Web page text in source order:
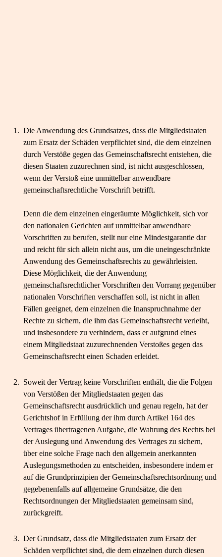
1. Die Anwendung des Grundsatzes, dass die Mitgliedstaaten
zum Ersatz der Schäden verpflichtet sind, die dem einzelnen
durch Verstöße gegen das Gemeinschaftsrecht entstehen, die
diesen Staaten zuzurechnen sind, ist nicht ausgeschlossen,
wenn der Verstoß eine unmittelbar anwendbare
gemeinschaftsrechtliche Vorschrift betrifft.
Denn die dem einzelnen eingeräumte Möglichkeit, sich vor
den nationalen Gerichten auf unmittelbar anwendbare
Vorschriften zu berufen, stellt nur eine Mindestgarantie dar
und reicht für sich allein nicht aus, um die uneingeschränkte
Anwendung des Gemeinschaftsrechts zu gewährleisten.
Diese Möglichkeit, die der Anwendung
gemeinschaftsrechtlicher Vorschriften den Vorrang gegenüber
nationalen Vorschriften verschaffen soll, ist nicht in allen
Fällen geeignet, dem einzelnen die Inanspruchnahme der
Rechte zu sichern, die ihm das Gemeinschaftsrecht verleiht,
und insbesondere zu verhindern, dass er aufgrund eines
einem Mitgliedstaat zuzurechnenden Verstoßes gegen das
Gemeinschaftsrecht einen Schaden erleidet.
2. Soweit der Vertrag keine Vorschriften enthält, die die Folgen
von Verstößen der Mitgliedstaaten gegen das
Gemeinschaftsrecht ausdrücklich und genau regeln, hat der
Gerichtshof in Erfüllung der ihm durch Artikel 164 des
Vertrages übertragenen Aufgabe, die Wahrung des Rechts bei
der Auslegung und Anwendung des Vertrages zu sichern,
über eine solche Frage nach den allgemein anerkannten
Auslegungsmethoden zu entscheiden, insbesondere indem er
auf die Grundprinzipien der Gemeinschaftsrechtsordnung und
gegebenenfalls auf allgemeine Grundsätze, die den
Rechtsordnungen der Mitgliedstaaten gemeinsam sind,
zurückgreift.
3. Der Grundsatz, dass die Mitgliedstaaten zum Ersatz der
Schäden verpflichtet sind, die dem einzelnen durch diesen